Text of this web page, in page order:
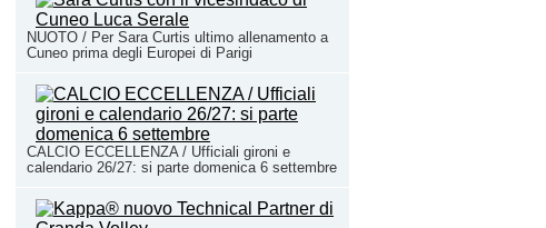
NUOTO / Per Sara Curtis ultimo allenamento a
Cuneo prima degli Europei di Parigi
CALCIO ECCELLENZA / Ufficiali gironi e
calendario 26/27: si parte domenica 6 settembre